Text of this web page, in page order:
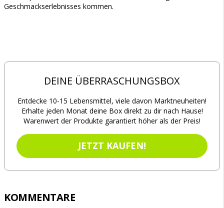
Geschmackserlebnisses kommen.
DEINE ÜBERRASCHUNGSBOX
Entdecke 10-15 Lebensmittel, viele davon Marktneuheiten!
Erhalte jeden Monat deine Box direkt zu dir nach Hause!
Warenwert der Produkte garantiert höher als der Preis!
JETZT KAUFEN!
KOMMENTARE